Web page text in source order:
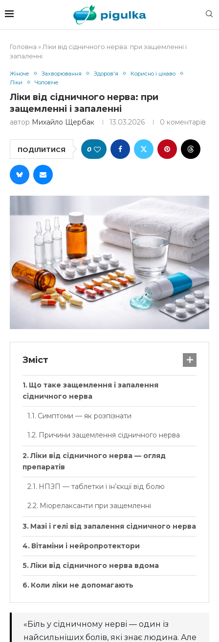
Головна » Ліки від сідничного нерва: при защемленні і
запаленні
Жіноче Захворювання Здоров'я
Корисно і цікаво
Ліки
Чоловіче
Ліки від сідничного нерва: при
защемленні і запаленні
автор Михайло Щербак 13.03.2026 0 коментарів
ПОДІЛИТИСЯ 0
Зміст
Що таке защемлення і запалення
сідничного нерва
Симптоми — як розпізнати
Причини защемлення сідничного нерва
Ліки від сідничного нерва — огляд
препаратів
НПЗП — таблетки і ін’єкції від болю
Міорелаксанти при защемленні
Мазі і гелі від запалення сідничного нерва
Вітаміни і нейропротектори
Ліки від сідничного нерва вдома
Коли ліки не допомагають
«Біль у сідничному нерві — один із
найсильніших болів, які знає людина. Але